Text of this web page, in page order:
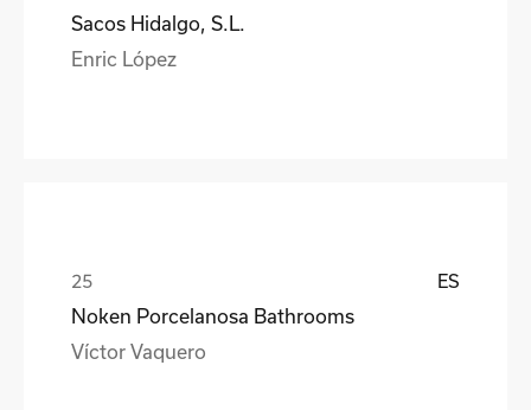
Sacos Hidalgo, S.L.
Enric López
ES
Noken Porcelanosa Bathrooms
Víctor Vaquero